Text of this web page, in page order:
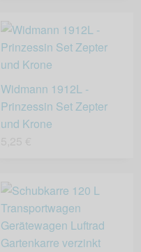
Widmann 1912L -
Prinzessin Set Zepter
und Krone